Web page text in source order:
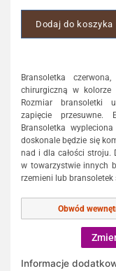
Dodaj do koszyka
Bransoletka
chirurgiczną w kolorze
Rozmiar bransoletki
zapięcie przesuwne.
Bransoletka
doskonale będzie się
nad i dla całości stroju.
w towarzystwie innych
rzemieni lub bransoletek
Obwód
Informacje